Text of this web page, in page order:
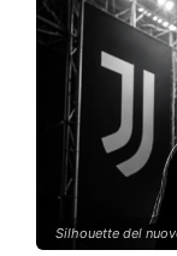
Silhouette del